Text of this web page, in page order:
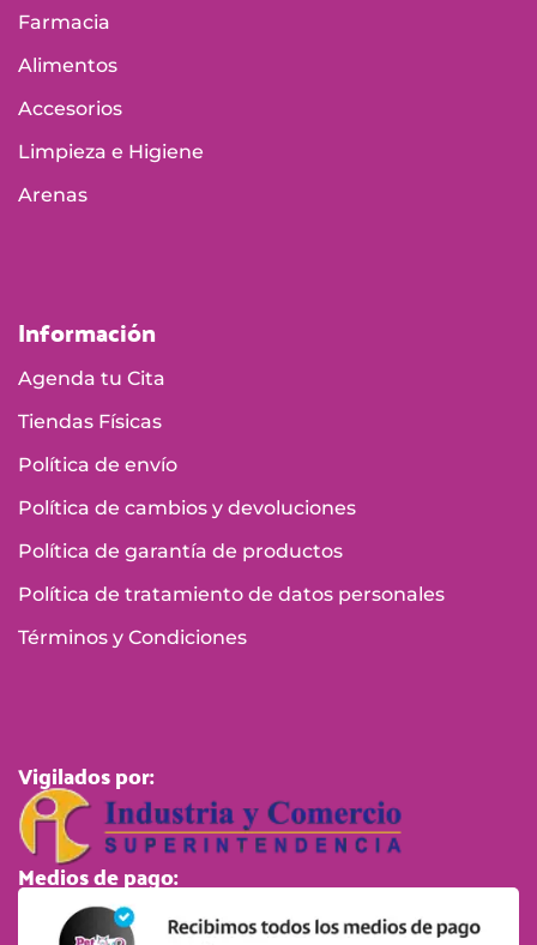
Farmacia
Alimentos
Accesorios
Limpieza e Higiene
Arenas
Información
Agenda tu Cita
Tiendas Físicas
Política de envío
Política de cambios y devoluciones
Política de garantía de productos
Política de tratamiento de datos personales
Términos y Condiciones
Vigilados por:
Medios de pago: